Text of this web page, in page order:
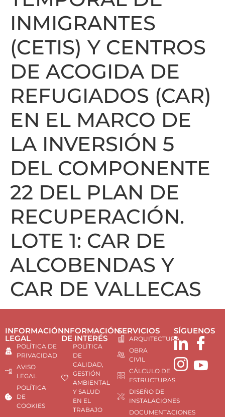
INMIGRANTES
(CETIS) Y CENTROS
DE ACOGIDA DE
REFUGIADOS (CAR)
EN EL MARCO DE
LA INVERSIÓN 5
DEL COMPONENTE
22 DEL PLAN DE
RECUPERACIÓN.
LOTE 1: CAR DE
ALCOBENDAS Y
CAR DE VALLECAS
INFORMACIÓN
LEGAL
POLÍTICA DE
PRIVACIDAD
AVISO
LEGAL
POLÍTICA
DE
COOKIES
INFORMACIÓN
DE INTERÉS
POLÍTICA
DE
CALIDAD,
GESTIÓN
AMBIENTAL
Y SALUD
EN EL
TRABAJO
SERVICIOS
ARQUITECTURA
OBRA
CIVIL
CÁLCULO DE
ESTRUCTURAS
DISEÑO DE
INSTALACIONES
DOCUMENTACIONES
SÍGUENOS